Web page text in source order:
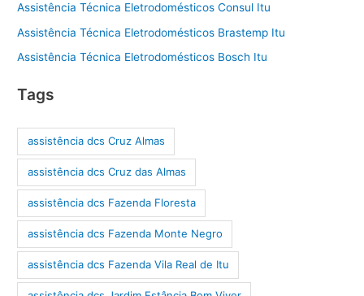
Assistência Técnica Eletrodomésticos Consul Itu
Assistência Técnica Eletrodomésticos Brastemp Itu
Assistência Técnica Eletrodomésticos Bosch Itu
Tags
assistência dcs Cruz Almas
assistência dcs Cruz das Almas
assistência dcs Fazenda Floresta
assistência dcs Fazenda Monte Negro
assistência dcs Fazenda Vila Real de Itu